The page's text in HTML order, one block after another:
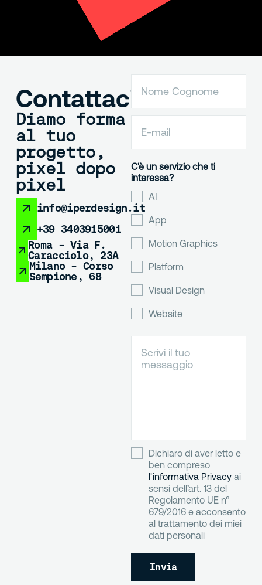
Contattaci
Diamo forma
al tuo
progetto,
pixel dopo
pixel
info@iperdesign.it
+39 3403915001
Roma - Via F.
Caracciolo, 23A
Milano - Corso
Sempione, 68
C'è un servizio che ti
interessa?
AI
App
Motion Graphics
Platform
Visual Design
Website
Dichiaro di aver letto e
ben compreso
l'informativa Privacy ai
sensi dell’art. 13 del
Regolamento UE n°
679/2016 e acconsento
al trattamento dei miei
dati personali